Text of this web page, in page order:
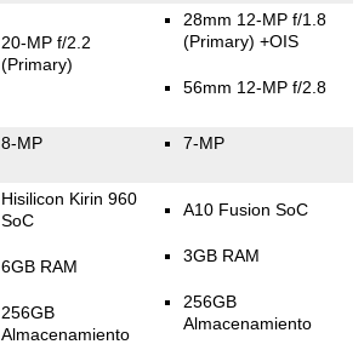
20-MP f/2.2
(Primary)
28mm 12-MP f/1.8
(Primary) +OIS
56mm 12-MP f/2.8
8-MP 7-MP
Hisilicon Kirin 960
SoC
6GB RAM
256GB
Almacenamiento
A10 Fusion SoC
3GB RAM
256GB
Almacenamiento